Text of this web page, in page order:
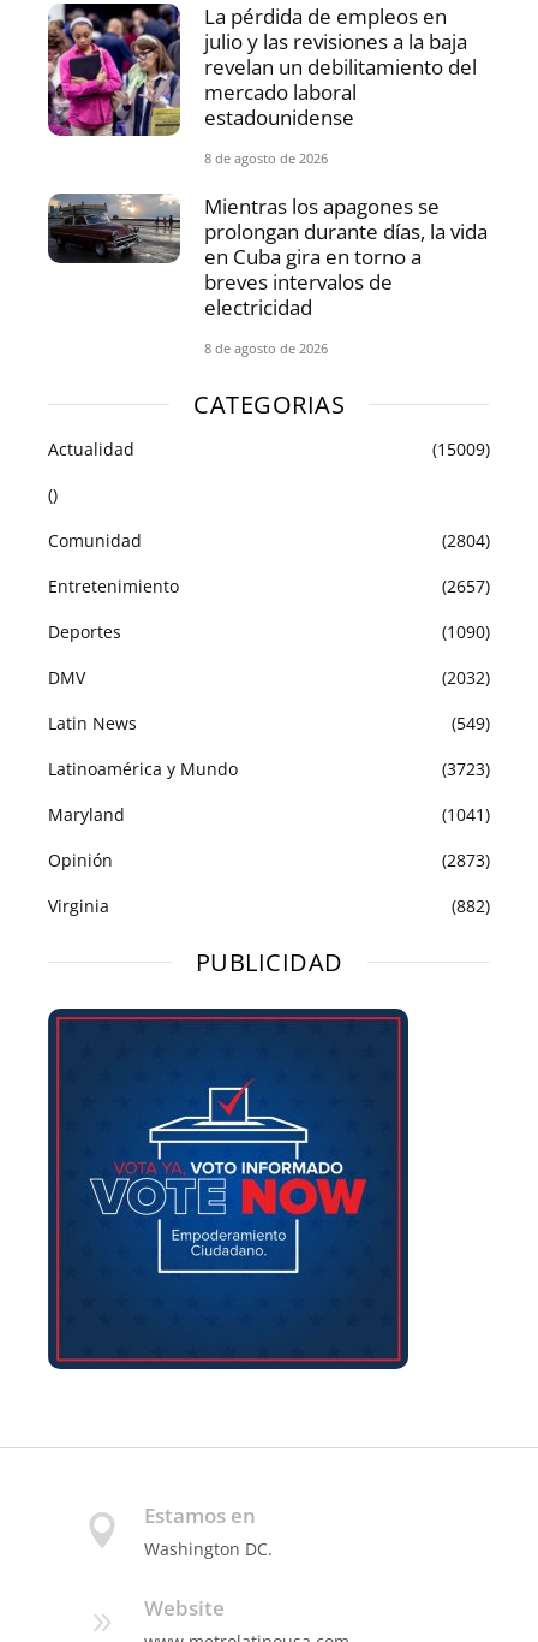
La pérdida de empleos en
julio y las revisiones a la baja
revelan un debilitamiento del
mercado laboral
estadounidense
8 de agosto de 2026
Mientras los apagones se
prolongan durante días, la vida
en Cuba gira en torno a
breves intervalos de
electricidad
8 de agosto de 2026
CATEGORIAS
Actualidad
(15009)
()
Comunidad
(2804)
Entretenimiento
(2657)
Deportes
(1090)
DMV
(2032)
Latin News
(549)
Latinoamérica y Mundo
(3723)
Maryland
(1041)
Opinión
(2873)
Virginia
(882)
PUBLICIDAD
Estamos en
Washington DC.
Website